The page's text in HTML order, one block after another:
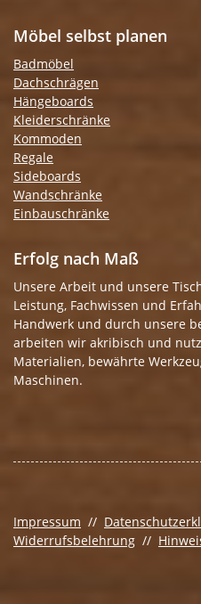
Möbel selbst planen
Badmöbel
Dachschrägen
Hängeboards
Kleiderschränke
Kommoden
Regale
Sideboards
Wandschränke
Einbauschränke
Erfolg nach Maß
Unsere Arbeit und unsere
Leistung, Fachwissen und
Handwerk und durch unsere
arbeiten wir akribisch und
Materialien, bewährte
Maschinen.
Impressum //
Widerrufsbelehrung //